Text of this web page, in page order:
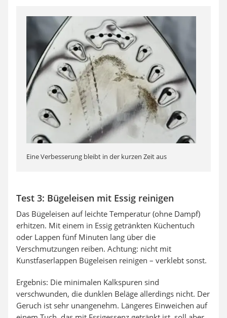
Eine Verbesserung bleibt in der kurzen Zeit aus
Test 3: Bügeleisen mit Essig reinigen
Das Bügeleisen auf leichte Temperatur (ohne Dampf)
erhitzen. Mit einem in Essig getränkten Küchentuch
oder Lappen fünf Minuten lang über die
Verschmutzungen reiben. Achtung: nicht mit
Kunstfaserlappen Bügeleisen reinigen – verklebt sonst.
Ergebnis: Die minimalen Kalkspuren sind
verschwunden, die dunklen Beläge allerdings nicht. Der
Geruch ist sehr unangenehm. Längeres Einweichen auf